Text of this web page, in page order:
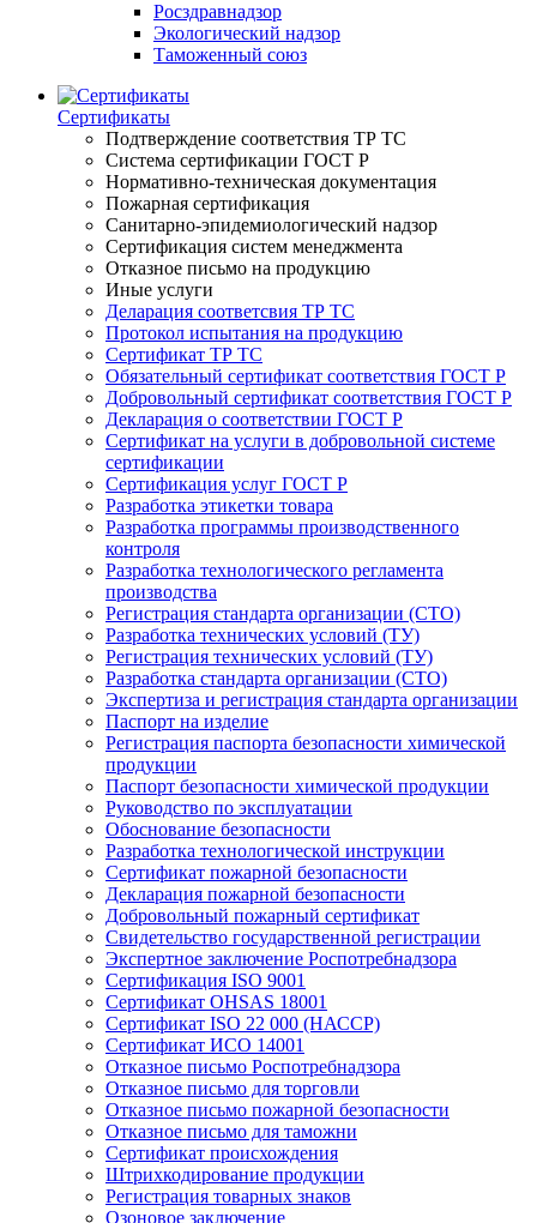
Росздравнадзор
Экологический надзор
Таможенный союз
Сертификаты
Подтверждение соответствия ТР ТС
Система сертификации ГОСТ Р
Нормативно-техническая документация
Пожарная сертификация
Санитарно-эпидемиологический надзор
Сертификация систем менеджмента
Отказное письмо на продукцию
Иные услуги
Деларация соответсвия ТР ТС
Протокол испытания на продукцию
Сертификат ТР ТС
Обязательный сертификат соответствия ГОСТ Р
Добровольный сертификат соответствия ГОСТ Р
Декларация о соответствии ГОСТ Р
Сертификат на услуги в добровольной системе
сертификации
Сертификация услуг ГОСТ Р
Разработка этикетки товара
Разработка программы производственного
контроля
Разработка технологического регламента
производства
Регистрация стандарта организации (СТО)
Разработка технических условий (ТУ)
Регистрация технических условий (ТУ)
Разработка стандарта организации (СТО)
Экспертиза и регистрация стандарта организации
Паспорт на изделие
Регистрация паспорта безопасности химической
продукции
Паспорт безопасности химической продукции
Руководство по эксплуатации
Обоснование безопасности
Разработка технологической инструкции
Сертификат пожарной безопасности
Декларация пожарной безопасности
Добровольный пожарный сертификат
Свидетельство государственной регистрации
Экспертное заключение Роспотребнадзора
Сертификация ISO 9001
Сертификат OHSAS 18001
Сертификат ISO 22 000 (НАССР)
Сертификат ИСО 14001
Отказное письмо Роспотребнадзора
Отказное письмо для торговли
Отказное письмо пожарной безопасности
Отказное письмо для таможни
Сертификат происхождения
Штрихкодирование продукции
Регистрация товарных знаков
Озоновое заключение